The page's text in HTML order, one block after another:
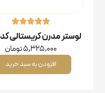
لوستر مدرن کریستالی کد ۴۳۴
5,325,000تومان
افزودن به سبد خرید